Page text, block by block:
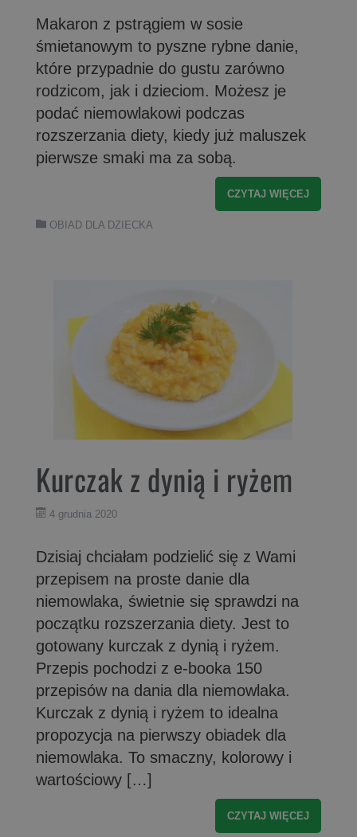
Makaron z pstrągiem w sosie
śmietanowym to pyszne rybne danie,
które przypadnie do gustu zarówno
rodzicom, jak i dzieciom. Możesz je
podać niemowlakowi podczas
rozszerzania diety, kiedy już maluszek
pierwsze smaki ma za sobą.
CZYTAJ WIĘCEJ
OBIAD DLA DZIECKA
Kurczak z dynią i ryżem
4 grudnia 2020
Dzisiaj chciałam podzielić się z Wami
przepisem na proste danie dla
niemowlaka, świetnie się sprawdzi na
początku rozszerzania diety. Jest to
gotowany kurczak z dynią i ryżem.
Przepis pochodzi z e-booka 150
przepisów na dania dla niemowlaka.
Kurczak z dynią i ryżem to idealna
propozycja na pierwszy obiadek dla
niemowlaka. To smaczny, kolorowy i
wartościowy […]
CZYTAJ WIĘCEJ